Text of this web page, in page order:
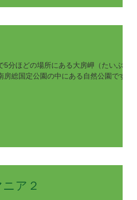
5分ほどの場所にある大房岬（たいぶさ
房総国定公園の中にある自然公園です。
ア２